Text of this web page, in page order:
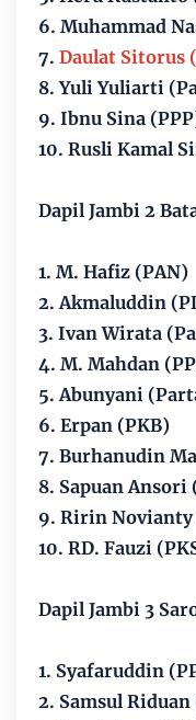
6. Muhammad
7. Daulat Sitorus
8. Yuli Yuliarti
9. Ibnu Sina
10. Rusli Kamal
Dapil Jambi 2
1. M. Hafiz (PAN)
2. Akmaluddin
3. Ivan Wirata
4. M. Mahdan
5. Abunyani
6. Erpan (PKB)
7. Burhanudin
8. Sapuan Ansori
9. Ririn Novianty
10. RD. Fauzi
Dapil Jambi 3
1. Syafaruddin
2. Samsul